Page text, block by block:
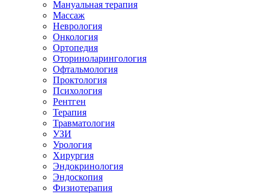
Мануальная терапия
Массаж
Неврология
Онкология
Ортопедия
Оториноларингология
Офтальмология
Проктология
Психология
Рентген
Терапия
Травматология
УЗИ
Урология
Хирургия
Эндокринология
Эндоскопия
Физиотерапия